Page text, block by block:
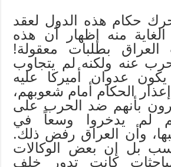
هذه الدول لعقد
منه إظهار أن هذه
العراق بطلبات معقولة!
عنه ولكنه لم يتجاوب
عدوان أميركا عليه
الحكام أمام شعوبهم،
بأنهم ضد الحرب على
لم يدخروا وسعاً في
وأن العراق رفض ذلك.
بل إن بعض الوكالات
كانت تدور خلف